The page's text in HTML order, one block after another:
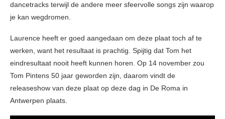
dancetracks terwijl de andere meer sfeervolle songs zijn waarop
je kan wegdromen.
Laurence heeft er goed aangedaan om deze plaat toch af te
werken, want het resultaat is prachtig. Spijtig dat Tom het
eindresultaat nooit heeft kunnen horen. Op 14 november zou
Tom Pintens 50 jaar geworden zijn, daarom vindt de
releaseshow van deze plaat op deze dag in De Roma in
Antwerpen plaats.